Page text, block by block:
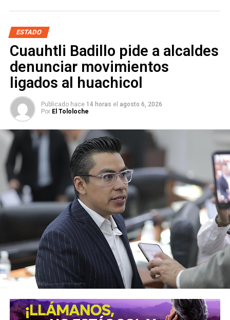
NO TE PIERDAS
SLP va a la baja en delitos
ESTADO
Cuauhtli Badillo pide a alcaldes
denunciar movimientos
ligados al huachicol
Publicado hace 14 horas el agosto 6, 2026
Por El Tololoche